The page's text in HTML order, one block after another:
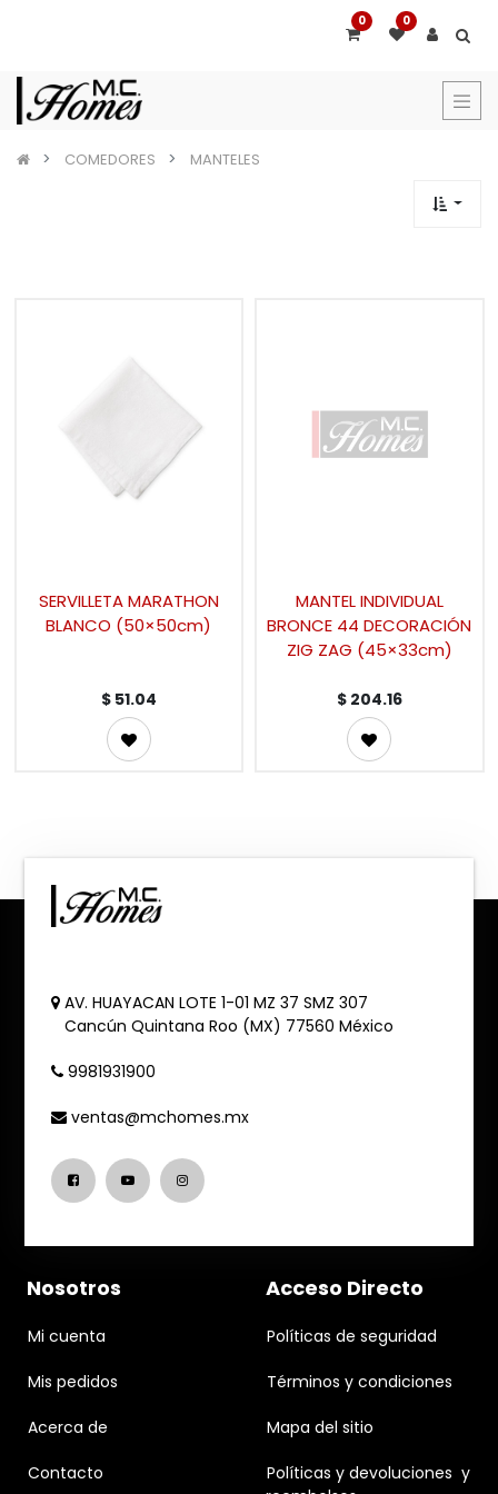
0 0
COMEDORES MANTELES
SERVILLETA MARATHON
BLANCO (50×50cm)
$ 51.04
MANTEL INDIVIDUAL
BRONCE 44 DECORACIÓN
ZIG ZAG (45×33cm)
$ 204.16
AV. HUAYACAN LOTE 1-01 MZ 37 SMZ 307
Cancún Quintana Roo (MX) 77560 México
9981931900
ventas@mchomes.mx
Nosotros
Mi cuenta
Mis pedidos
Acerca de
Contacto
Acceso Directo
Políticas de seguridad
Términos y condiciones
Mapa del sitio
Políticas y devoluciones y